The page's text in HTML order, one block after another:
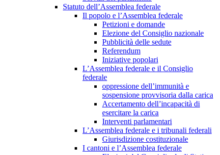
Statuto dell’Assemblea federale
Il popolo e l’Assemblea federale
Petizioni e domande
Elezione del Consiglio nazionale
Pubblicità delle sedute
Referendum
Iniziative popolari
L’Assemblea federale e il Consiglio
federale
oppressione dell’immunità e
sospensione provvisoria dalla carica
Accertamento dell’incapacità di
esercitare la carica
Interventi parlamentari
L’Assemblea federale e i tribunali federali
Giurisdizione costituzionale
I cantoni e l’Assemblea federale